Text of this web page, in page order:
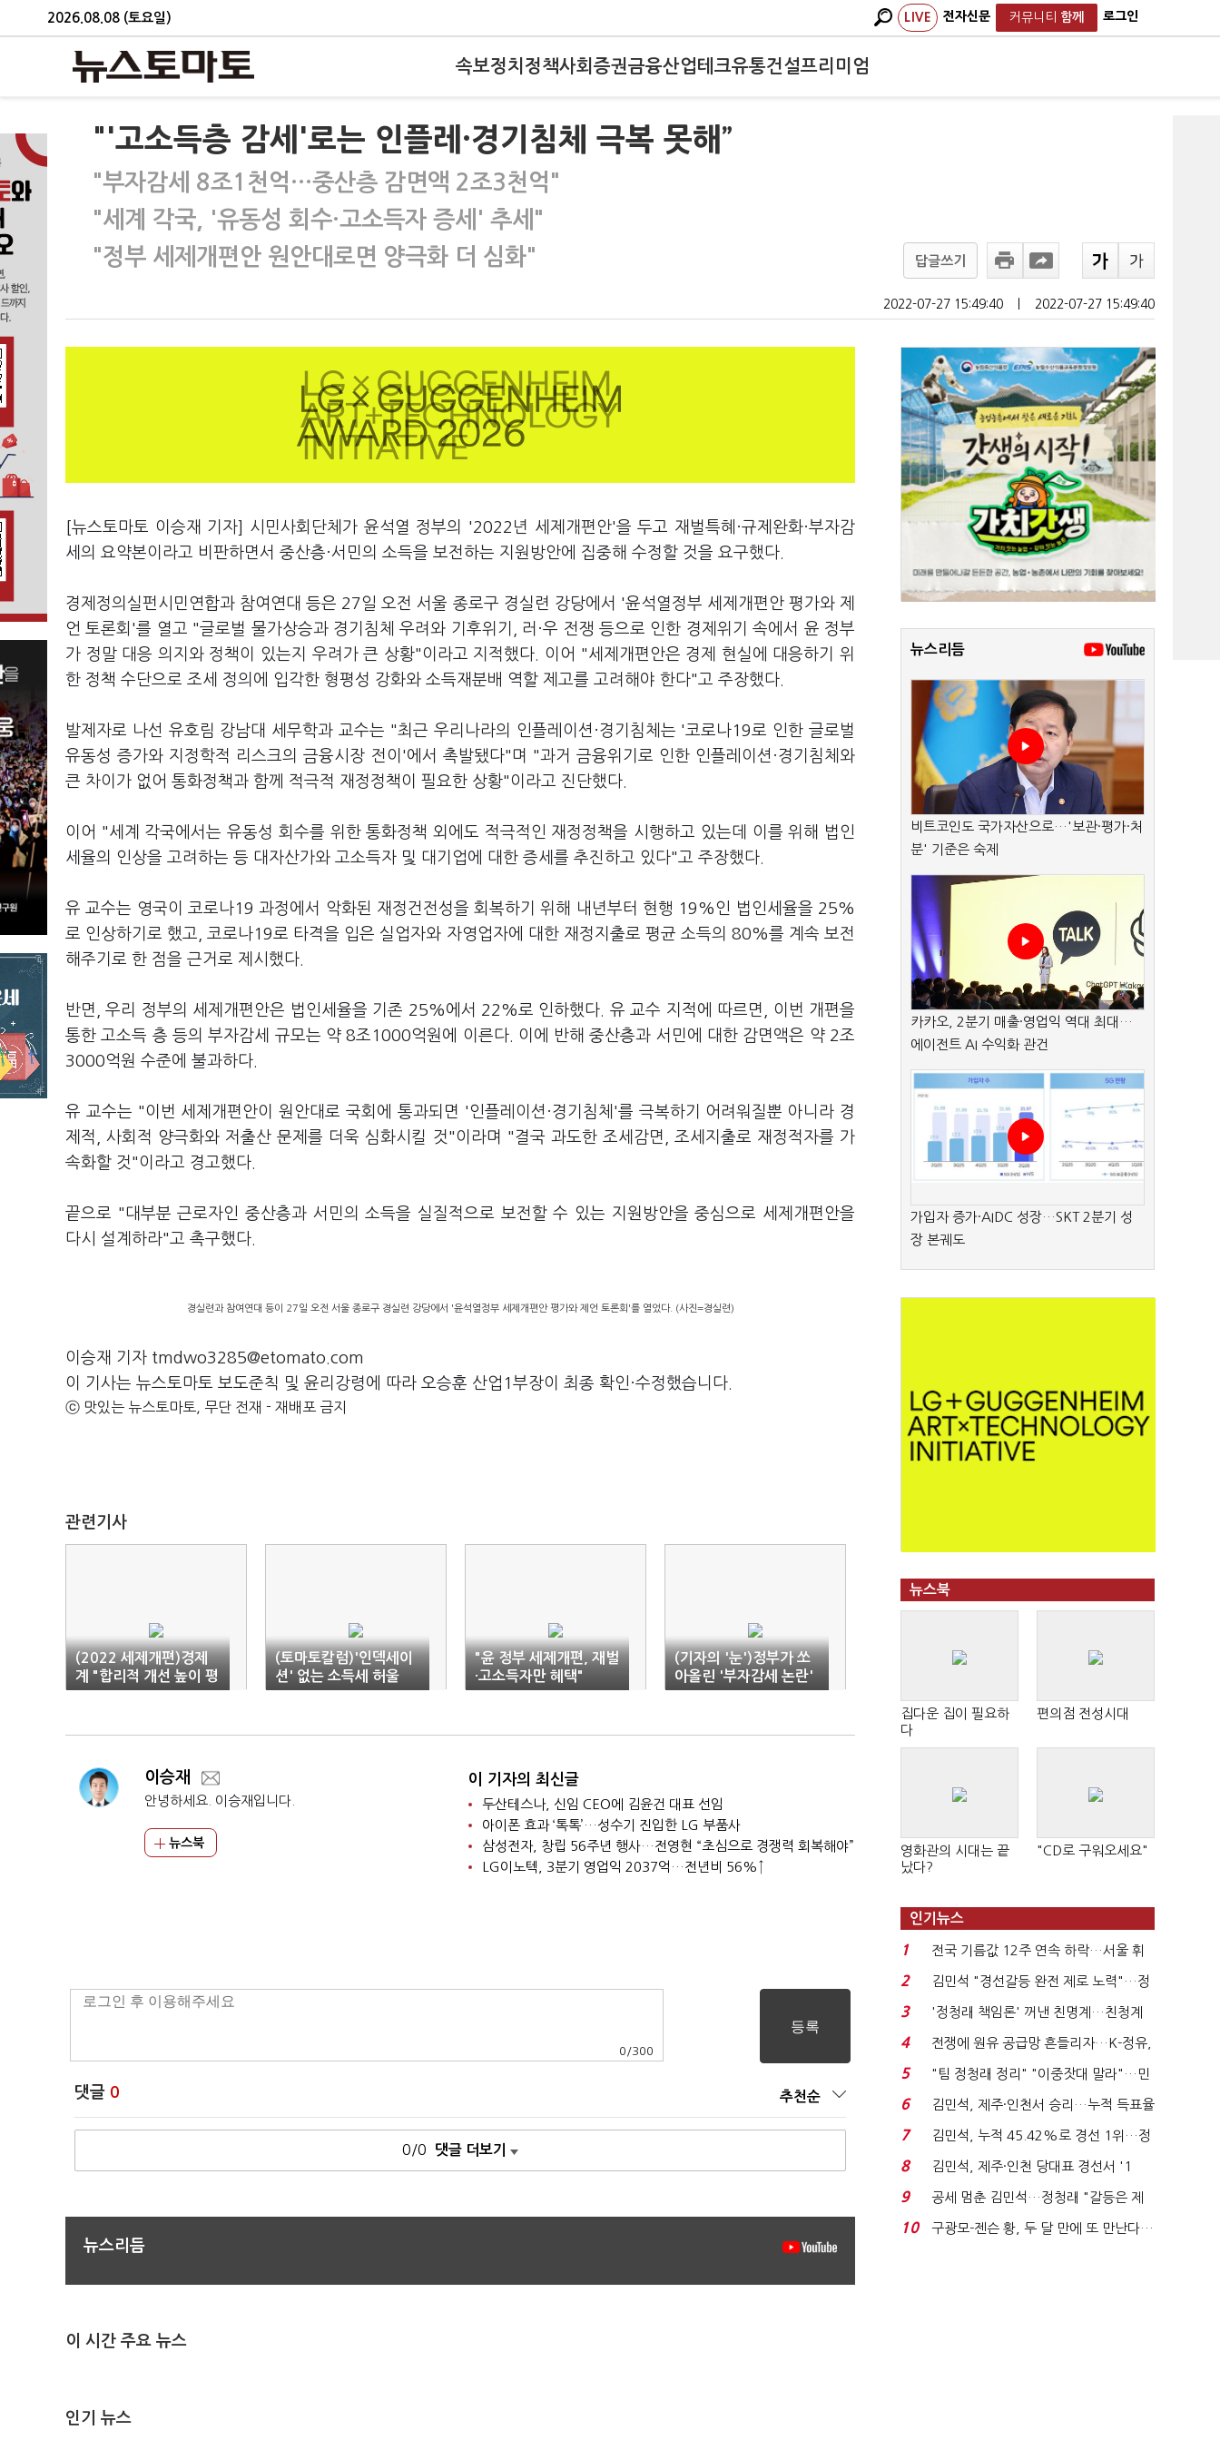
2026.08.08 (토요일) LIVE 전자신문 커뮤니티 함께 로그인
속보정치 정책사회 증권금융산업테크유통건설프리미엄
"'고소득층 감세'로는 인플레·경기침체 극복 못해”
"부자감세 8조1천억…중산층 감면액 2조3천억"
"세계 각국, '유동성 회수·고소득자 증세' 추세"
"정부 세제개편안 원안대로면 양극화 더 심화"
답글쓰기
2022-07-27 15:49:40 2022-07-27 15:49:40
[뉴스토마토 이승재 기자] 시민사회단체가 윤석열 정부의 '2022년 세제개편안'을 두고 재벌특혜·규제완화·부자감
세의 요약본이라고 비판하면서 중산층·서민의 소득을 보전하는 지원방안에 집중해 수정할 것을 요구했다.
경제정의실펀시민연합과 참여연대 등은 27일 오전 서울 종로구 경실련 강당에서 '윤석열정부 세제개편안 평가와 제
언 토론회'를 열고 "글로벌 물가상승과 경기침체 우려와 기후위기, 러·우 전쟁 등으로 인한 경제위기 속에서 윤 정부
가 정말 대응 의지와 정책이 있는지 우려가 큰 상황"이라고 지적했다. 이어 "세제개편안은 경제 현실에 대응하기 위
한 정책 수단으로 조세 정의에 입각한 형평성 강화와 소득재분배 역할 제고를 고려해야 한다"고 주장했다.
발제자로 나선 유호림 강남대 세무학과 교수는 "최근 우리나라의 인플레이션·경기침체는 '코로나19로 인한 글로벌
유동성 증가와 지정학적 리스크의 금융시장 전이'에서 촉발됐다"며 "과거 금융위기로 인한 인플레이션·경기침체와
큰 차이가 없어 통화정책과 함께 적극적 재정정책이 필요한 상황"이라고 진단했다.
이어 "세계 각국에서는 유동성 회수를 위한 통화정책 외에도 적극적인 재정정책을 시행하고 있는데 이를 위해 법인
세율의 인상을 고려하는 등 대자산가와 고소득자 및 대기업에 대한 증세를 추진하고 있다"고 주장했다.
유 교수는 영국이 코로나19 과정에서 악화된 재정건전성을 회복하기 위해 내년부터 현행 19%인 법인세율을 25%
로 인상하기로 했고, 코로나19로 타격을 입은 실업자와 자영업자에 대한 재정지출로 평균 소득의 80%를 계속 보전
해주기로 한 점을 근거로 제시했다.
반면, 우리 정부의 세제개편안은 법인세율을 기존 25%에서 22%로 인하했다. 유 교수 지적에 따르면, 이번 개편을
통한 고소득 층 등의 부자감세 규모는 약 8조1000억원에 이른다. 이에 반해 중산층과 서민에 대한 감면액은 약 2조
3000억원 수준에 불과하다.
유 교수는 "이번 세제개편안이 원안대로 국회에 통과되면 '인플레이션·경기침체'를 극복하기 어려워질뿐 아니라 경
제적, 사회적 양극화와 저출산 문제를 더욱 심화시킬 것"이라며 "결국 과도한 조세감면, 조세지출로 재정적자를 가
속화할 것"이라고 경고했다.
끝으로 "대부분 근로자인 중산층과 서민의 소득을 실질적으로 보전할 수 있는 지원방안을 중심으로 세제개편안을
다시 설계하라"고 촉구했다.
경실련과 참여연대 등이 27일 오전 서울 종로구 경실련 강당에서 '윤석열정부 세제개편안 평가와 제언 토론회'를 열었다. (사진=경실련)
이승재 기자 tmdwo3285@etomato.com
이 기사는 뉴스토마토 보도준칙 및 윤리강령에 따라 오승훈 산업1부장이 최종 확인·수정했습니다.
ⓒ 맛있는 뉴스토마토, 무단 전재 - 재배포 금지
관련기사
(2022 세제개편)경제
계 "합리적 개선 높이 평
가…적극 환영"
(토마토칼럼)'인덱세이
션' 없는 소득세 허울
"윤 정부 세제개편, 재벌
·고소득자만 혜택"
(기자의 '눈')정부가 쏘
아올린 '부자감세 논란'
이승재
안녕하세요. 이승재입니다.
뉴스북
이 기자의 최신글
두산테스나, 신임 CEO에 김윤건 대표 선임
아이폰 효과 ‘톡톡’…성수기 진입한 LG 부품사
삼성전자, 창립 56주년 행사…전영현 “초심으로 경쟁력 회복해야”
LG이노텍, 3분기 영업익 2037억…전년비 56%↑
0 /300
댓글 0 추천순
0/0 댓글 더보기
뉴스리듬
이 시간 주요 뉴스
인기 뉴스
뉴스리듬
비트코인도 국가자산으로…'보관·평가·처
분' 기준은 숙제
카카오, 2분기 매출·영업익 역대 최대…
에이전트 AI 수익화 관건
가입자 증가·AIDC 성장…SKT 2분기 성
장 본궤도
뉴스북
집다운 집이 필요하
다
편의점 전성시대
영화관의 시대는 끝
났다?
"CD로 구워오세요"
인기뉴스
1
전국 기름값 12주 연속 하락…서울 휘
발윳값 1909원...
2
김민석 "경선갈등 완전 제로 노력"…정
청래 "반명 공세 사...
3
'정청래 책임론' 꺼낸 친명계…친청계
는 추가투표 때리기...
4
전쟁에 원유 공급망 흔들리자…K-정유,
에너지안보 핵심...
5
"팀 정청래 정리" "이중잣대 말라"…민
주 최고위원 계파 다...
6
김민석, 제주·인천서 승리…누적 득표율
'1위 탈환'(종합)...
7
김민석, 누적 45.42%로 경선 1위…정
청래와 격차 0.86%p(...
8
김민석, 제주·인천 당대표 경선서 '1
위'(1보)...
9
공세 멈춘 김민석…정청래 "갈등은 제
가 수습"
10
구광모-젠슨 황, 두 달 만에 또 만난다…